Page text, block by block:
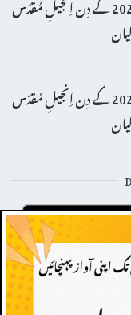
آج مورخہ 6 اگست 2026 کے دِن اِنجیلِ مُقدّس